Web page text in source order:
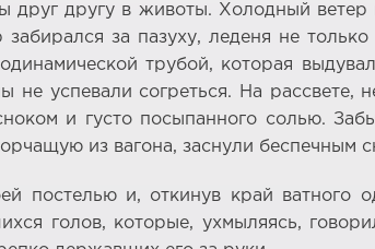
друг другу в животы. Холодный
забирался за пазуху, леденя не
трубой, которая
не успевали согреться. На
и густо посыпанного солью.
из вагона, заснули беспечным
постелью и, откинув край ватного
голов, которые, ухмыляясь,